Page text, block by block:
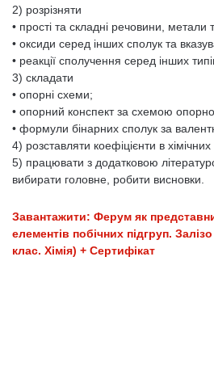
2) розрізняти
• прості та складні речовини, метали
• оксиди серед інших сполук та
• реакції сполучення серед інших
3) складати
• опорні схеми;
• опорний конспект за схемою
• формули бінарних сполук за
4) розставляти коефіцієнти в хімічних
5) працювати з додатковою
вибирати головне, робити висновки.
Завантажити: Ферум як
елементів побічних підгруп.
клас. Хімія) + Сертифікат